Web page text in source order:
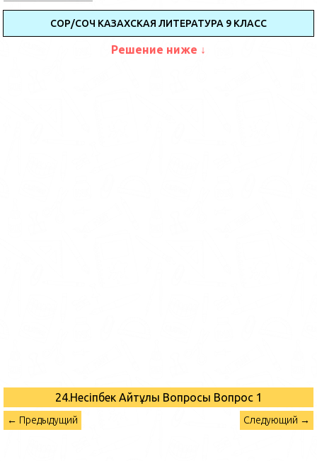
СОР/СОЧ КАЗАХСКАЯ ЛИТЕРАТУРА 9 КЛАСС
Решение ниже ↓
24.Несіпбек Айтұлы Вопросы Вопрос 1
← Предыдущий Следующий →